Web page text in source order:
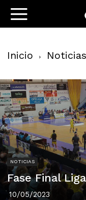
Inicio Noticias
NOTICIAS
Fase Final
10/05/2023